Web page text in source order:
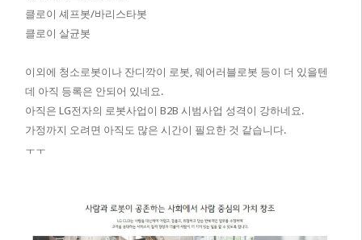
클로이 셰프봇/바리스타봇
클로이 살균봇
이외에 청소로봇이나 잔디깍이 로봇, 웨어러블로봇 등이 더 있을텐
데 아직 등록은 안되어 있네요.
아직은 LG전자의 로봇사업이 B2B 시범사업 성격이 강하네요.
가정까지 오려면 아직도 많은 시간이 필요한 것 같습니다.
ㅜㅜ